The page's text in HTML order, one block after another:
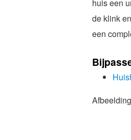
huis een
de klink
een